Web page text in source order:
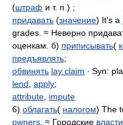
(штраф и т. п.) ;
придавать (значение) It's a
grades. ≈ Неверно
оценкам. б) приписывать(
предъявлять;
обвинять lay claim ∙ Syn:
lend apply;
attribute impute
6) облагать( налогом) The
owners . ≈ Городские власти